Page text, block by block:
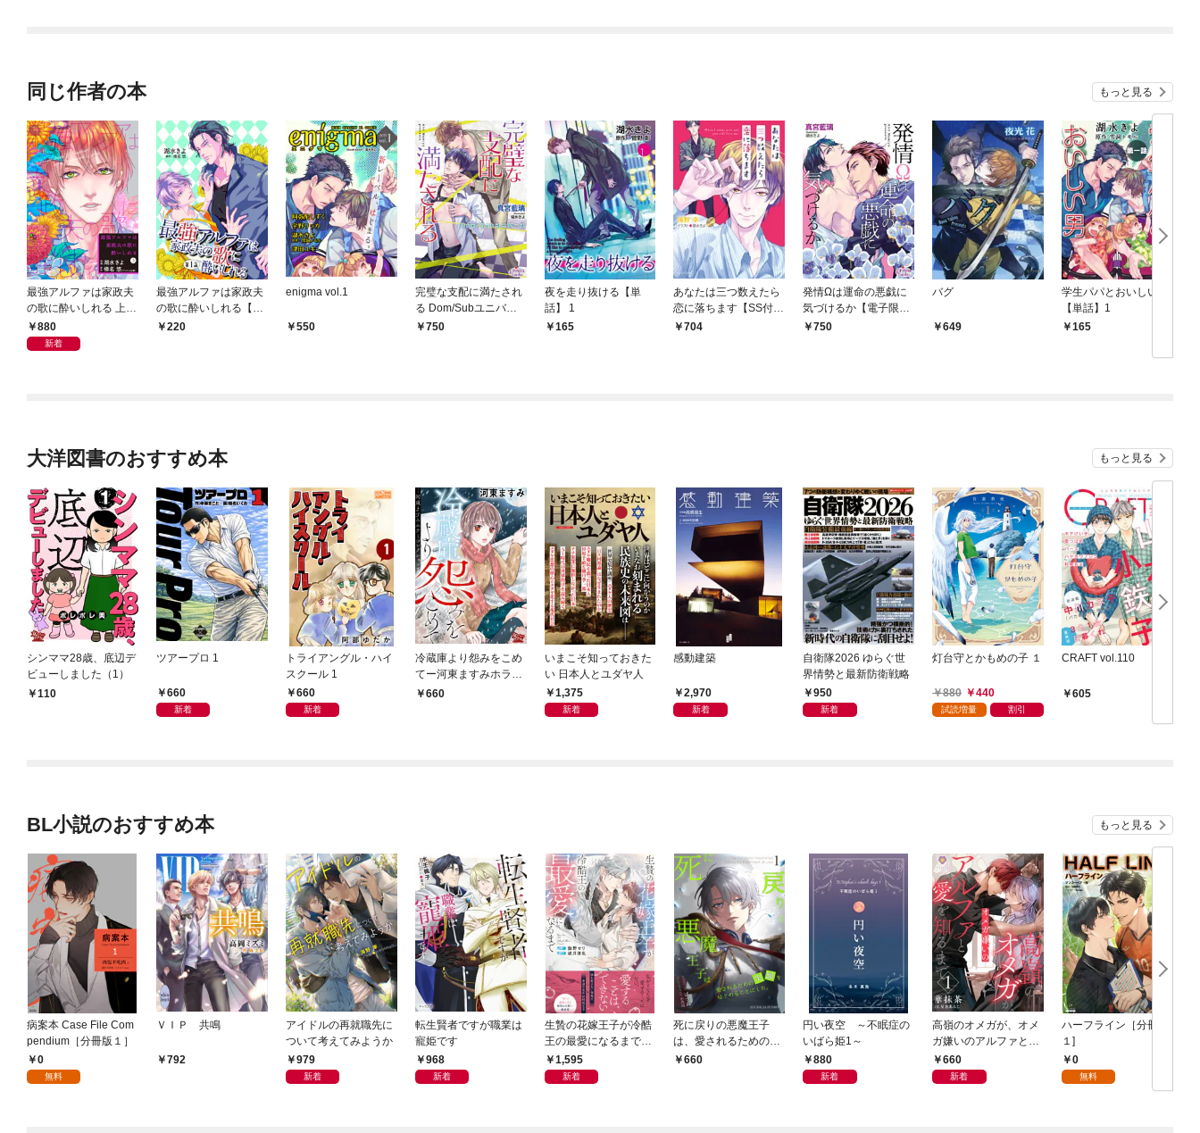
同じ作者の本 もっと見る
最強アルファは家政夫
の歌に酔いしれる 上
【単行本版】
880
新着
最強アルファは家政夫
の歌に酔いしれる【単
話】 1
220
enigma vol.1
550
完璧な支配に満たされ
る Dom/Subユニバー
ス【電子限定特典付】
750
夜を走り抜ける【単
話】 1
165
あなたは三つ数えたら
恋に落ちます【SS付き
電子限定版】
704
発情Ωは運命の悪戯に
気づけるか【電子限定
特典付】
750
バグ
649
学生パパとおいしい男
【単話】1
165
大洋図書のおすすめ本 もっと見る
シンママ28歳、底辺デ
ビューしました（1）
110
ツアープロ 1
660
新着
トライアングル・ハイ
スクール 1
660
新着
冷蔵庫より怨みをこめ
てー河東ますみホラー
コレクション 1ー
660
いまこそ知っておきた
い 日本人とユダヤ人
1,375
新着
感動建築
2,970
新着
自衛隊2026 ゆらぐ世
界情勢と最新防衛戦略
950
新着
灯台守とかもめの子 １
880 440
試読増量 割引
CRAFT vol.110
605
BL小説のおすすめ本 もっと見る
病案本 Case File Com
pendium［分冊版１］
0
無料
ＶＩＰ 共鳴
792
アイドルの再就職先に
ついて考えてみようか
979
新着
転生賢者ですが職業は
寵姫です
968
新着
生贄の花嫁王子が冷酷
王の最愛になるまで
【イラスト付き】【単
行本書き下ろしSS付
1,595
新着
死に戻りの悪魔王子
は、愛されるための実
験をはじめることにし
660
円い夜空 ～不眠症の
いばら姫1～
880
新着
高嶺のオメガが、オメ
ガ嫌いのアルファと愛
を知るまで1
660
新着
ハーフライン［分冊版
１]
0
無料